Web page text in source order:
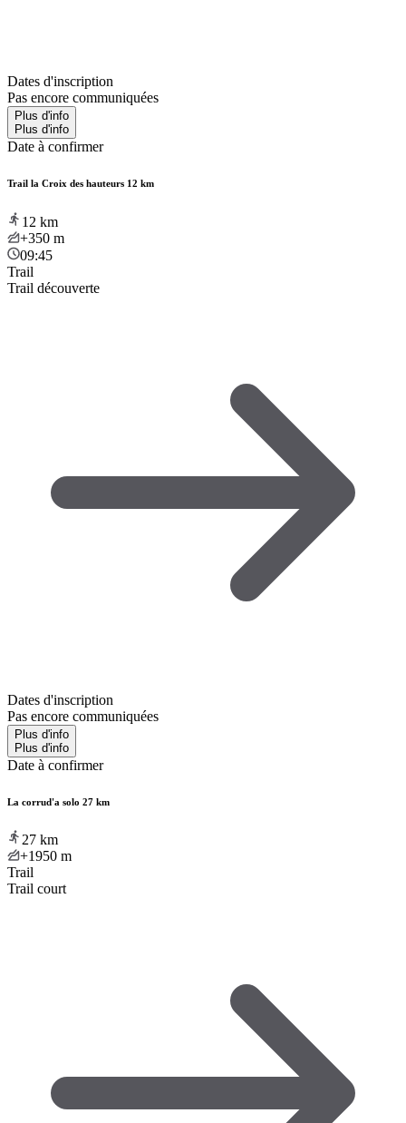
Dates d'inscription
Pas encore communiquées
Plus d'info
Plus d'info
Date à confirmer
Trail la Croix des hauteurs 12 km
12 km
+350 m
09:45
Trail
Trail découverte
Dates d'inscription
Pas encore communiquées
Plus d'info
Plus d'info
Date à confirmer
La corrud'a solo 27 km
27 km
+1950 m
Trail
Trail court